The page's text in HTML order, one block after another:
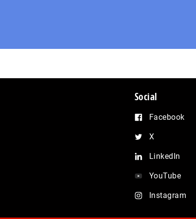
Social
Facebook
X
LinkedIn
YouTube
Instagram